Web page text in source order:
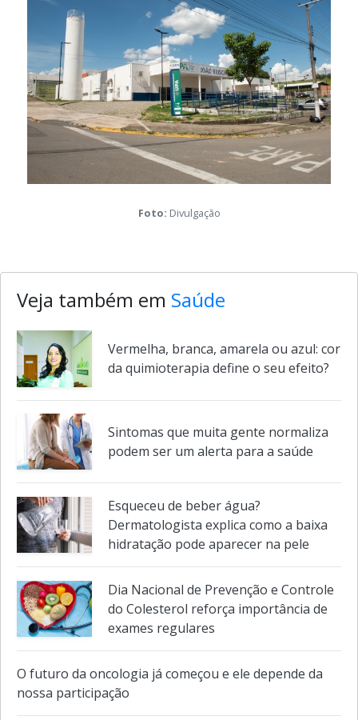
Divulgação
Veja também em Saúde
Vermelha, branca, amarela ou azul: cor
da quimioterapia define o seu efeito?
Sintomas que muita gente normaliza
podem ser um alerta para a saúde
Esqueceu de beber água?
Dermatologista explica como a baixa
hidratação pode aparecer na pele
Dia Nacional de Prevenção e Controle
do Colesterol reforça importância de
exames regulares
O futuro da oncologia já começou e ele depende da
nossa participação